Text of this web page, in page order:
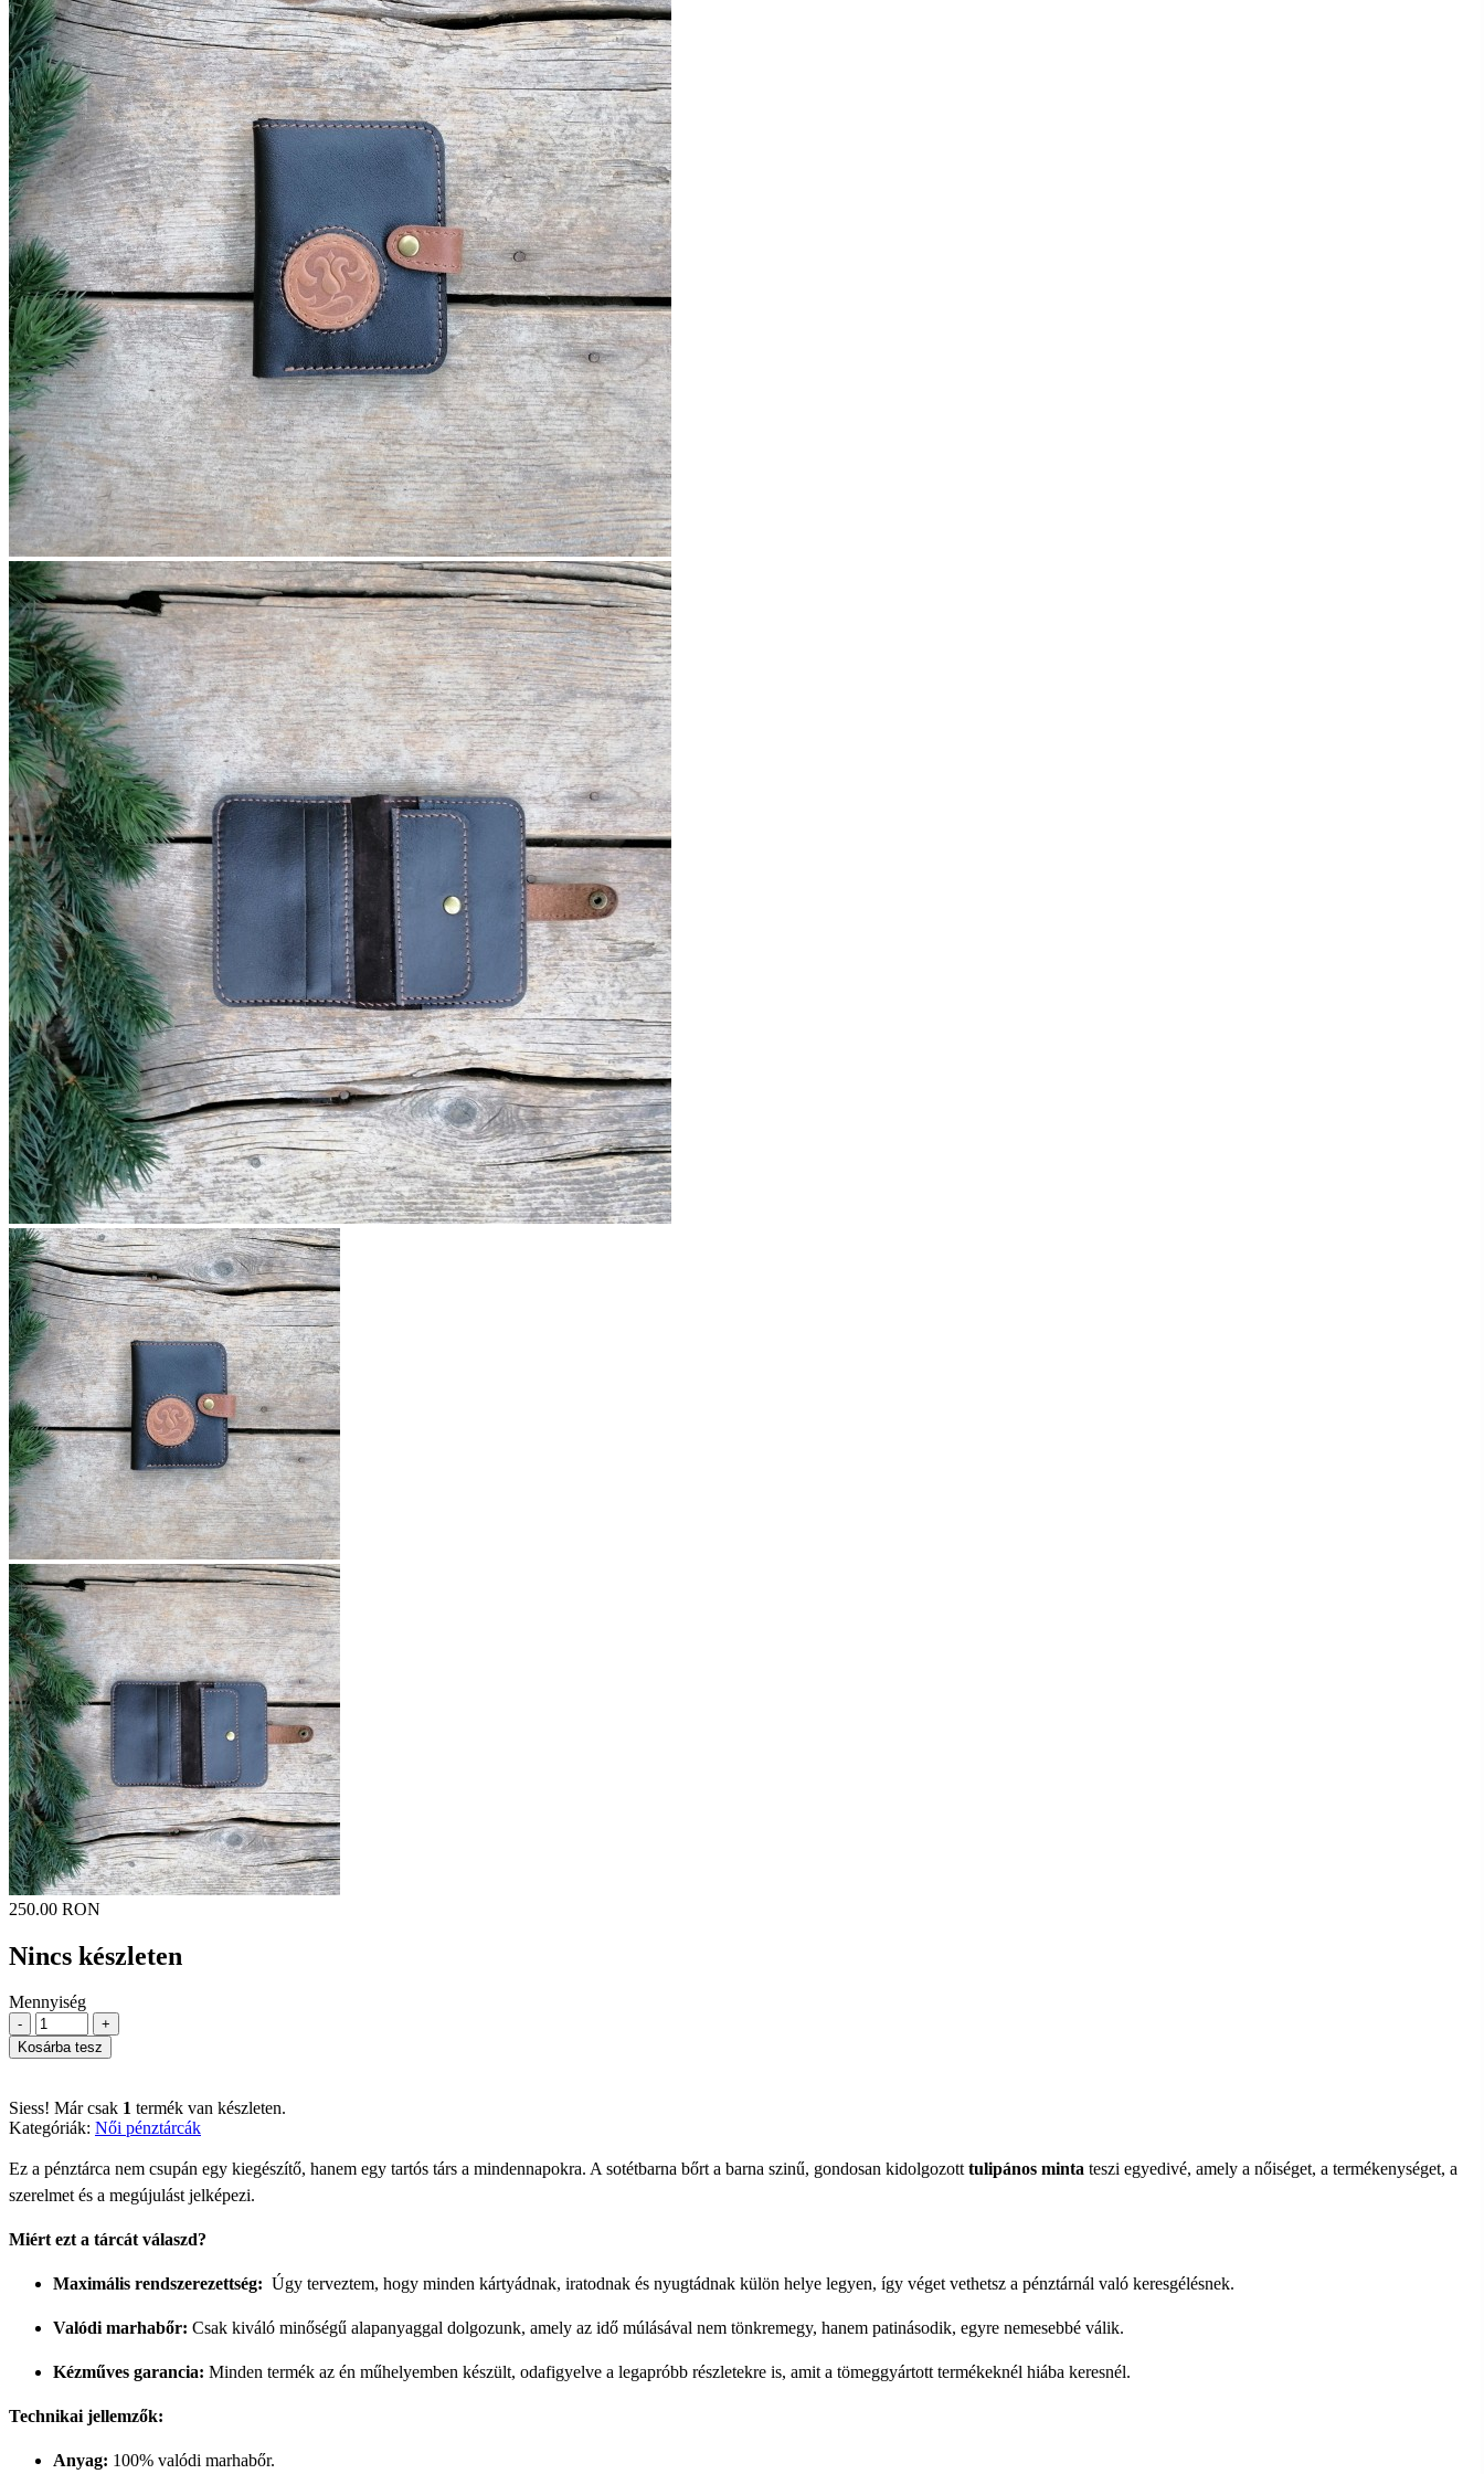
250.00 RON
Nincs készleten
Mennyiség
-
+
Kosárba tesz
Siess! Már csak 1 termék van készleten.
Kategóriák: Női pénztárcák
Ez a pénztárca nem csupán egy kiegészítő, hanem egy tartós társ a mindennapokra. A sotétbarna bőrt a barna szinű, gondosan kidolgozotttulipános minta teszi egyedivé, amely a nőiséget, a termékenységet, a
szerelmet és a megújulást jelképezi.
Miért ezt a tárcát válaszd?
Maximális rendszerezettség: Úgy terveztem, hogy minden kártyádnak, iratodnak és nyugtádnak külön helye legyen, így véget vethetsz a pénztárnál való keresgélésnek.
Valódi marhabőr: Csak kiváló minőségű alapanyaggal dolgozunk, amely az idő múlásával nem tönkremegy, hanem patinásodik, egyre nemesebbé válik.
Kézműves garancia: Minden termék az én műhelyemben készült, odafigyelve a legapróbb részletekre is, amit a tömeggyártott termékeknél hiába keresnél.
Technikai jellemzők:
Anyag: 100% valódi marhabőr.